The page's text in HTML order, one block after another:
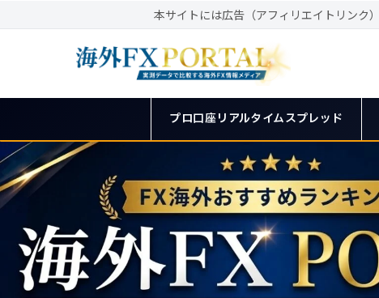
本サイトには広告（アフィリエイトリンク
プロ口座リアルタイムスプレッド